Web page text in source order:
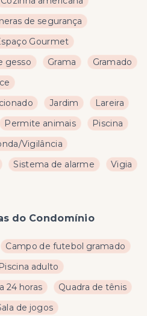
de segurança
Gourmet
gesso Grama
Gramado
Jardim
Lareira
Permite animais
Piscina
Vigilância
Sistema de alarme
Vigia
do Condomínio
Campo de futebol gramado
Piscina adulto
24 horas
Quadra de tênis
de jogos